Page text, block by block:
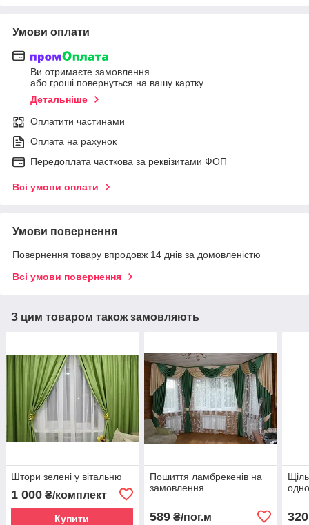
Умови оплати
Ви отримаєте замовлення
або гроші повернуться на вашу картку
Детальніше
Оплатити частинами
Оплата на рахунок
Передоплата часткова за реквізитами ФОП
Всі умови оплати
Умови повернення
Повернення товару впродовж 14 днів за домовленістю
Всі умови повернення
З цим товаром також замовляють
Штори зелені у вітальню
1 000 ₴/комплект
Купити
Пошиття ламбрекенів на
замовлення
589₴/пог.м 320